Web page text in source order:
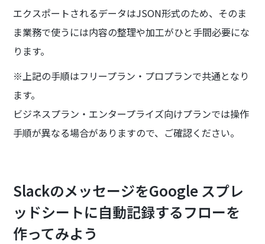
エクスポートされるデータはJSON形式のため、そのま
ま業務で使うには内容の整理や加工がひと手間必要にな
ります。
※上記の手順はフリープラン・プロプランで共通となり
ます。
ビジネスプラン・エンタープライズ向けプランでは操作
手順が異なる場合がありますので、ご確認ください。
SlackのメッセージをGoogle スプレ
ッドシートに自動記録するフローを
作ってみよう